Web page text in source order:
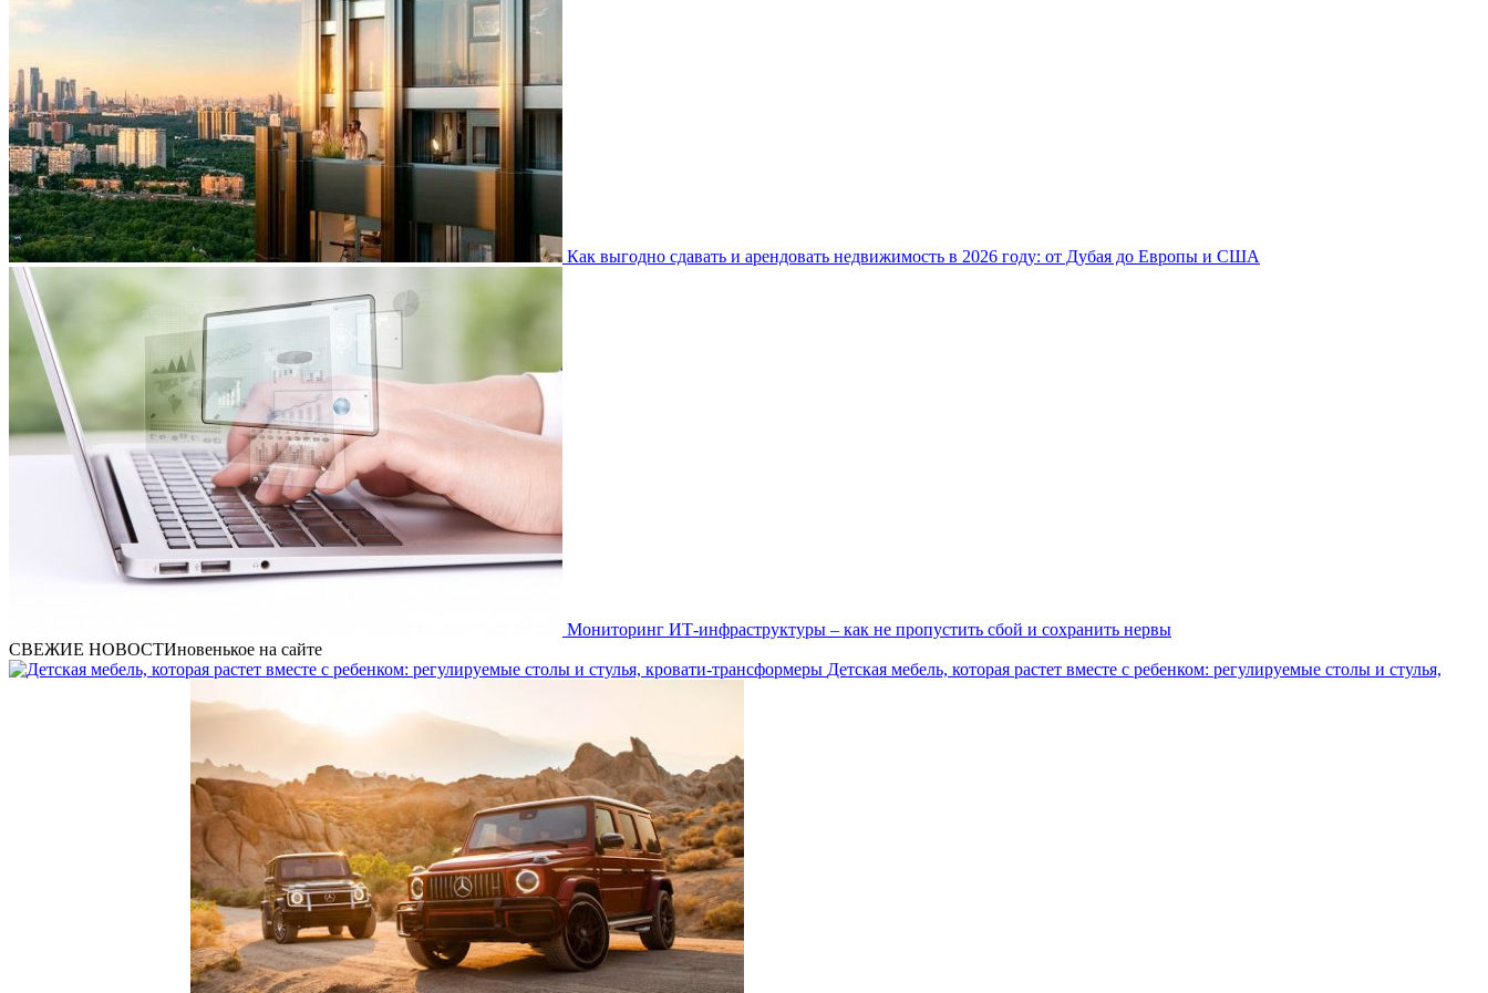
Как выгодно сдавать и арендовать недвижимость в 2026 году: от Дубая до Европы и США
Мониторинг ИТ-инфраструктуры – как не пропустить сбой и сохранить нервы
СВЕЖИЕ НОВОСТИновенькое на сайте
Детская мебель, которая растет вместе с ребенком: регулируемые столы и стулья,